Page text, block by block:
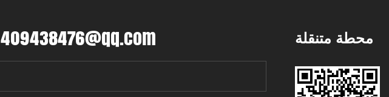
409438476@qq.com محطة متنقلة